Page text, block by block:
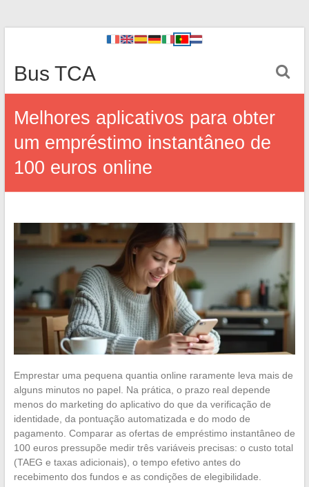
Bus TCA
Melhores aplicativos para obter
um empréstimo instantâneo de
100 euros online
Emprestar uma pequena quantia online raramente leva mais de
alguns minutos no papel. Na prática, o prazo real depende
menos do marketing do aplicativo do que da verificação de
identidade, da pontuação automatizada e do modo de
pagamento. Comparar as ofertas de empréstimo instantâneo de
100 euros pressupõe medir três variáveis precisas: o custo total
(TAEG e taxas adicionais), o tempo efetivo antes do
recebimento dos fundos e as condições de elegibilidade.